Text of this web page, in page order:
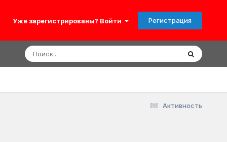
Уже зарегистрированы? Войти Регистрация
Активность